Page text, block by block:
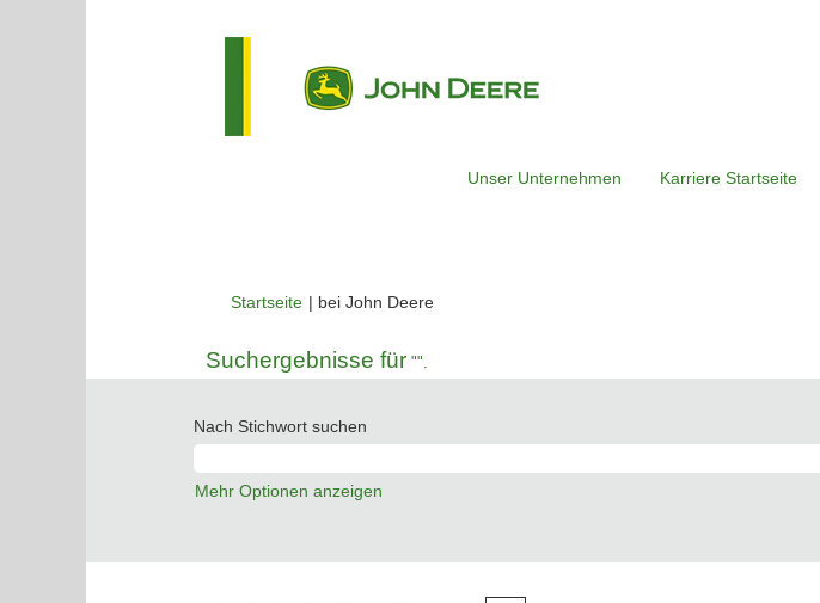
Unser Unternehmen Karriere Startseite
Startseite | bei John Deere(aktuelle
Suchergebnisse für "".
Nach Stichwort suchen
Mehr Optionen anzeigen